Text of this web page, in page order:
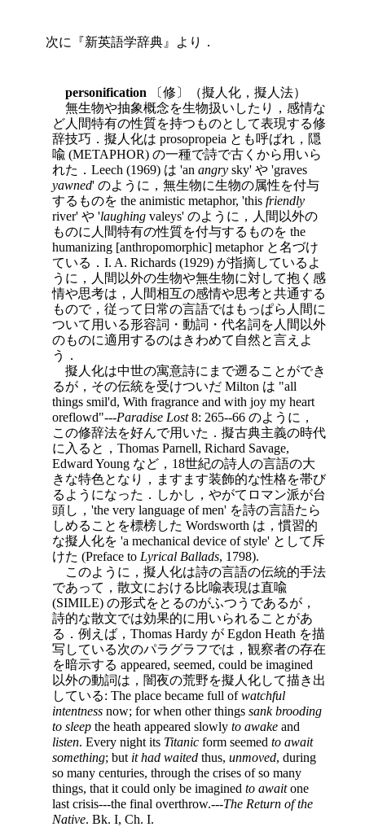
次に『新英語学辞典』より．
personification 〔修〕（擬人化，擬人法）
無生物や抽象概念を生物扱いしたり，感情な
ど人間特有の性質を持つものとして表現する修
辞技巧．擬人化は prosopropeia とも呼ばれ，隠
喩 (METAPHOR) の一種で詩で古くから用いら
れた．Leech (1969) は 'an angry sky' や 'graves
yawned' のように，無生物に生物の属性を付与
するものを the animistic metaphor, 'this friendly
river' や 'laughing valeys' のように，人間以外の
ものに人間特有の性質を付与するものを the
humanizing [anthropomorphic] metaphor と名づけ
ている．I. A. Richards (1929) が指摘しているよ
うに，人間以外の生物や無生物に対して抱く感
情や思考は，人間相互の感情や思考と共通する
もので，従って日常の言語ではもっぱら人間に
ついて用いる形容詞・動詞・代名詞を人間以外
のものに適用するのはきわめて自然と言えよ
う．
擬人化は中世の寓意詩にまで遡ることができ
るが，その伝統を受けついだ Milton は "all
things smil'd, With fragrance and with joy my heart
oreflowd"---Paradise Lost8: 265--66 のように，
この修辞法を好んで用いた．擬古典主義の時代
に入ると，Thomas Parnell, Richard Savage,
Edward Young など，18世紀の詩人の言語の大
きな特色となり，ますます装飾的な性格を帯び
るようになった．しかし，やがてロマン派が台
頭し，'the very language of men' を詩の言語たら
しめることを標榜した Wordsworth は，慣習的
な擬人化を 'a mechanical device of style' として斥
けた (Preface to Lyrical Ballads, 1798).
このように，擬人化は詩の言語の伝統的手法
であって，散文における比喩表現は直喩
(SIMILE) の形式をとるのがふつうであるが，
詩的な散文では効果的に用いられることがあ
る．例えば，Thomas Hardy が Egdon Heath を描
写している次のパラグラフでは，観察者の存在
を暗示する appeared, seemed, could be imagined
以外の動詞は，闇夜の荒野を擬人化して描き出
している: The place became full ofwatchful
intentness now; for when other things sank brooding
to sleep the heath appeared slowly to awake and
listen. Every night its Titanic form seemed to await
something; but it had waited thus, unmoved, during
so many centuries, through the crises of so many
things, that it could only be imagined to awaitone
last crisis---the final overthrow.---The Return of the
Native. Bk. I, Ch. I.